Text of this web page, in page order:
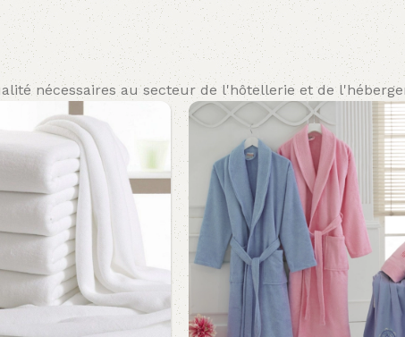
nécessaires au secteur de l'hôtellerie et de